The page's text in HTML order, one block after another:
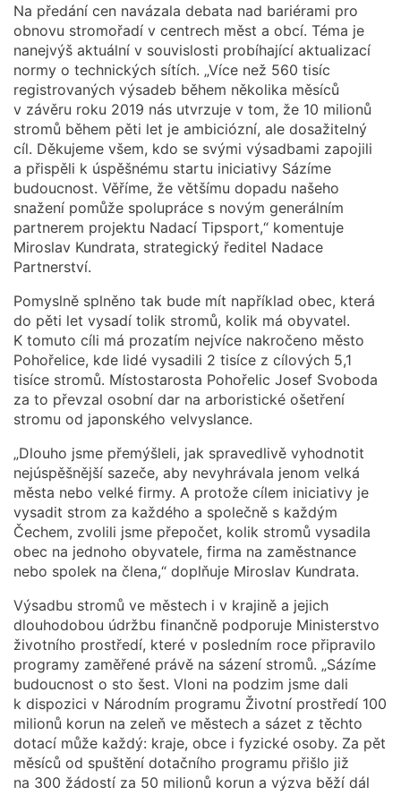
Na předání cen navázala debata nad bariérami pro
obnovu stromořadí v centrech měst a obcí. Téma je
nanejvýš aktuální v souvislosti probíhající aktualizací
normy o technických sítích. „Více než 560 tisíc
registrovaných výsadeb během několika měsíců
v závěru roku 2019 nás utvrzuje v tom, že 10 milionů
stromů během pěti let je ambiciózní, ale dosažitelný
cíl. Děkujeme všem, kdo se svými výsadbami zapojili
a přispěli k úspěšnému startu iniciativy Sázíme
budoucnost. Věříme, že většímu dopadu našeho
snažení pomůže spolupráce s novým generálním
partnerem projektu Nadací Tipsport,“ komentuje
Miroslav Kundrata, strategický ředitel Nadace
Partnerství.
Pomyslně splněno tak bude mít například obec, která
do pěti let vysadí tolik stromů, kolik má obyvatel.
K tomuto cíli má prozatím nejvíce nakročeno město
Pohořelice, kde lidé vysadili 2 tisíce z cílových 5,1
tisíce stromů. Místostarosta Pohořelic Josef Svoboda
za to převzal osobní dar na arboristické ošetření
stromu od japonského velvyslance.
„Dlouho jsme přemýšleli, jak spravedlivě vyhodnotit
nejúspěšnější sazeče, aby nevyhrávala jenom velká
města nebo velké firmy. A protože cílem iniciativy je
vysadit strom za každého a společně s každým
Čechem, zvolili jsme přepočet, kolik stromů vysadila
obec na jednoho obyvatele, firma na zaměstnance
nebo spolek na člena,“ doplňuje Miroslav Kundrata.
Výsadbu stromů ve městech i v krajině a jejich
dlouhodobou údržbu finančně podporuje Ministerstvo
životního prostředí, které v posledním roce připravilo
programy zaměřené právě na sázení stromů. „Sázíme
budoucnost o sto šest. Vloni na podzim jsme dali
k dispozici v Národním programu Životní prostředí 100
milionů korun na zeleň ve městech a sázet z těchto
dotací může každý: kraje, obce i fyzické osoby. Za pět
měsíců od spuštění dotačního programu přišlo již
na 300 žádostí za 50 milionů korun a výzva běží dál